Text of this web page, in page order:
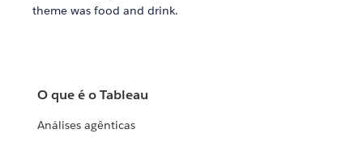
theme was food and drink.
O que é o Tableau
Análises agênticas